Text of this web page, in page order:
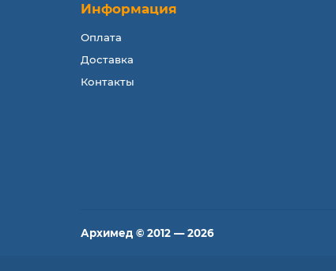
Информация
Оплата
Доставка
Контакты
Архимед © 2012 — 2026